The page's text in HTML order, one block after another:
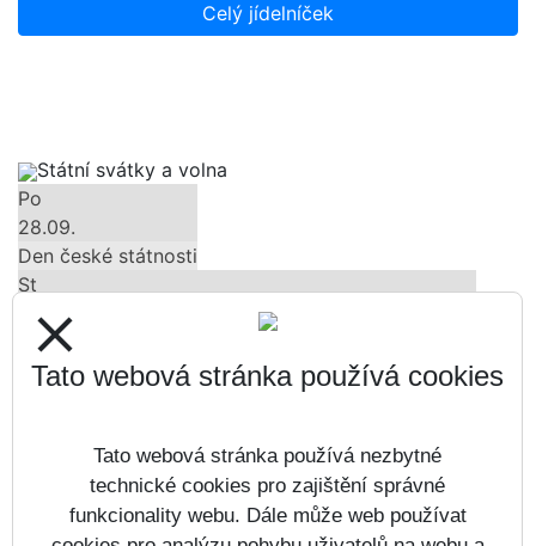
Celý jídelníček
Státní svátky a volna
Po
28.09.
Den české státnosti
St
28.10.
Den vzniku samostatného československého státu
Út
Štědrý den
close
Tato webová stránka používá cookies
Tato webová stránka používá nezbytné
technické cookies pro zajištění správné
funkcionality webu. Dále může web používat